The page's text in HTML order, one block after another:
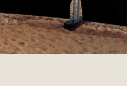
2024